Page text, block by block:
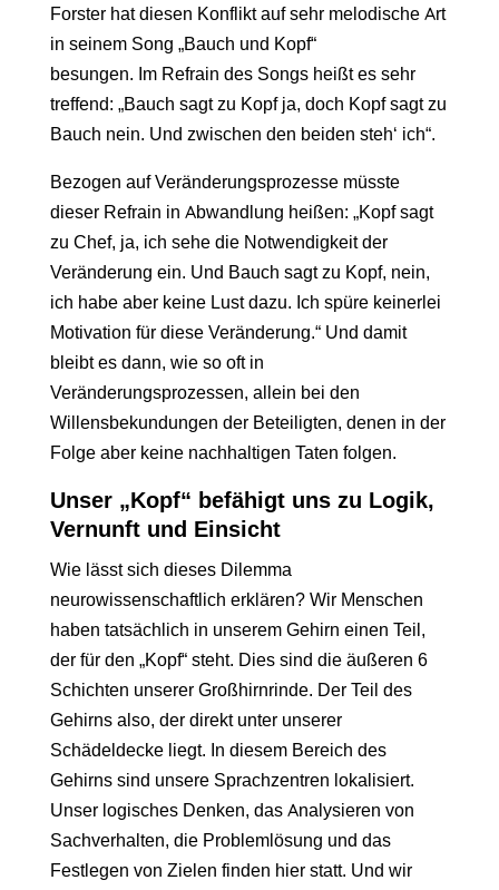
Forster hat diesen Konflikt auf sehr melodische Art
in seinem Song „Bauch und Kopf“
besungen. Im Refrain des Songs heißt es sehr
treffend: „Bauch sagt zu Kopf ja, doch Kopf sagt zu
Bauch nein. Und zwischen den beiden steh‘ ich“.
Bezogen auf Veränderungsprozesse müsste
dieser Refrain in Abwandlung heißen: „Kopf sagt
zu Chef, ja, ich sehe die Notwendigkeit der
Veränderung ein. Und Bauch sagt zu Kopf, nein,
ich habe aber keine Lust dazu. Ich spüre keinerlei
Motivation für diese Veränderung.“ Und damit
bleibt es dann, wie so oft in
Veränderungsprozessen, allein bei den
Willensbekundungen der Beteiligten, denen in der
Folge aber keine nachhaltigen Taten folgen.
Unser „Kopf“ befähigt uns zu Logik,
Vernunft und Einsicht
Wie lässt sich dieses Dilemma
neurowissenschaftlich erklären? Wir Menschen
haben tatsächlich in unserem Gehirn einen Teil,
der für den „Kopf“ steht. Dies sind die äußeren 6
Schichten unserer Großhirnrinde. Der Teil des
Gehirns also, der direkt unter unserer
Schädeldecke liegt. In diesem Bereich des
Gehirns sind unsere Sprachzentren lokalisiert.
Unser logisches Denken, das Analysieren von
Sachverhalten, die Problemlösung und das
Festlegen von Zielen finden hier statt. Und wir